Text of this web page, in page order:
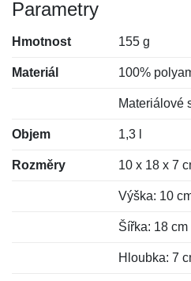
Parametry
Hmotnost 155 g
Materiál 100%
Materiálové
Objem 1,3 l
Rozměry 10 x 18 x 7
Výška: 10
Šířka: 18 cm
Hloubka: 7